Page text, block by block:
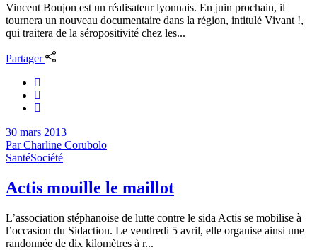
Vincent Boujon est un réalisateur lyonnais. En juin prochain, il
tournera un nouveau documentaire dans la région, intitulé Vivant !,
qui traitera de la séropositivité chez les...
Partager
30 mars 2013
ParCharline Corubolo
SantéSociété
Actis mouille le maillot
L’association stéphanoise de lutte contre le sida Actis se mobilise à
l’occasion du Sidaction. Le vendredi 5 avril, elle organise ainsi une
randonnée de dix kilomètres à r...